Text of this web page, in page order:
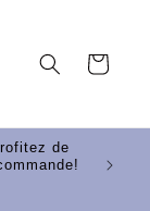
Panier
de